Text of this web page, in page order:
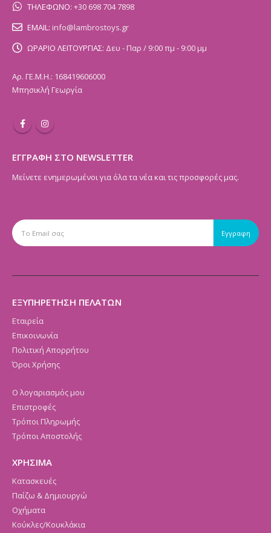
ΤΗΛΕΦΩΝΟ: +30 698 704 7898
EMAIL: info@lambrostoys.gr
ΩΡΑΡΙΟ ΛΕΙΤΟΥΡΓΙΑΣ: Δευ - Παρ / 9:00 πμ - 9:00 μμ
Αρ. ΓΕ.Μ.Η.: 168419606000
Μπησικλή Γεωργία
ΕΓΓΡΑΦΗ ΣΤΟ NEWSLETTER
Μείνετε ενημερωμένοι για όλα τα νέα και τις προσφορές μας.
ΕΞΥΠΗΡΕΤΗΣΗ ΠΕΛΑΤΩΝ
Εταιρεία
Επικοινωνία
Πολιτική Απορρήτου
Όροι Χρήσης
Ο λογαριασμός μου
Επιστροφές
Τρόποι Πληρωμής
Τρόποι Αποστολής
ΧΡΗΣΙΜΑ
Κατασκευές
Παίζω & Δημιουργώ
Οχήματα
Κούκλες/Κουκλάκια